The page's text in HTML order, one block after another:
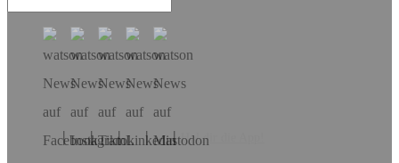
Hol dir die App!